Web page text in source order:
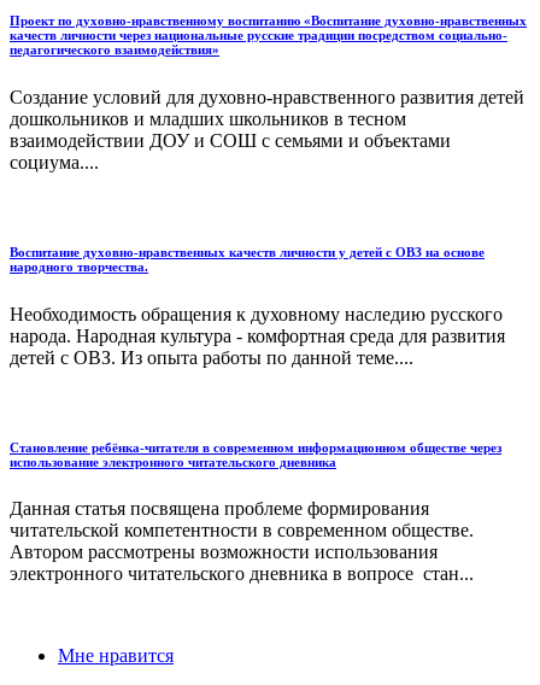
Проект по духовно-нравственному воспитанию «Воспитание духовно-нравственных
качеств личности через национальные русские традиции посредством социально-
педагогического взаимодействия»
Создание условий для духовно-нравственного развития детей
дошкольников и младших школьников в тесном
взаимодействии ДОУ и СОШ с семьями и объектами
социума....
Воспитание духовно-нравственных качеств личности у детей с ОВЗ на основе
народного творчества.
Необходимость обращения к духовному наследию русского
народа. Народная культура - комфортная среда для развития
детей с ОВЗ. Из опыта работы по данной теме....
Становление ребёнка-читателя в современном информационном обществе через
использование электронного читательского дневника
Данная статья посвящена проблеме формирования
читательской компетентности в современном обществе.
Автором рассмотрены возможности использования
электронного читательского дневника в вопросе стан...
Мне нравится